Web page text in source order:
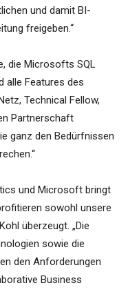
und damit BI-
freigeben.“
die Microsofts SQL
alle Features des
Technical Fellow,
Partnerschaft
ganz den Bedürfnissen
und Microsoft bringt
sowohl unsere
überzeugt. „Die
sowie die
den Anforderungen
Business